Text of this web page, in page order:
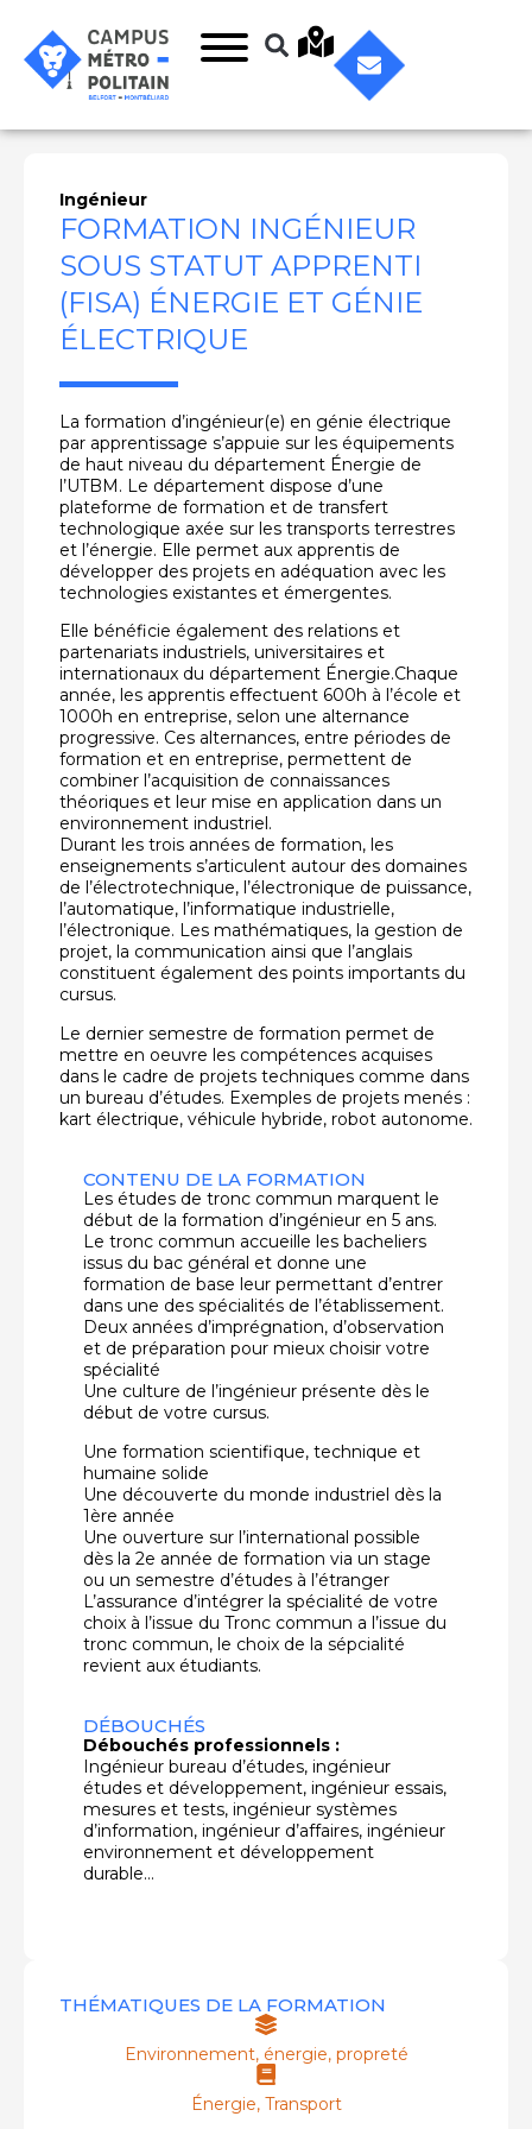
Ingénieur
FORMATION INGÉNIEUR
SOUS STATUT APPRENTI
(FISA) ÉNERGIE ET GÉNIE
ÉLECTRIQUE
La formation d’ingénieur(e) en génie électrique
par apprentissage s’appuie sur les équipements
de haut niveau du département Énergie de
l’UTBM. Le département dispose d’une
plateforme de formation et de transfert
technologique axée sur les transports terrestres
et l’énergie. Elle permet aux apprentis de
développer des projets en adéquation avec les
technologies existantes et émergentes.
Elle bénéficie également des relations et
partenariats industriels, universitaires et
internationaux du département Énergie.Chaque
année, les apprentis effectuent 600h à l’école et
1000h en entreprise, selon une alternance
progressive. Ces alternances, entre périodes de
formation et en entreprise, permettent de
combiner l’acquisition de connaissances
théoriques et leur mise en application dans un
environnement industriel.
Durant les trois années de formation, les
enseignements s’articulent autour des domaines
de l’électrotechnique, l’électronique de puissance,
l’automatique, l’informatique industrielle,
l’électronique. Les mathématiques, la gestion de
projet, la communication ainsi que l’anglais
constituent également des points importants du
cursus.
Le dernier semestre de formation permet de
mettre en oeuvre les compétences acquises
dans le cadre de projets techniques comme dans
un bureau d’études. Exemples de projets menés :
kart électrique, véhicule hybride, robot autonome.
CONTENU DE LA FORMATION
Les études de tronc commun marquent le
début de la formation d’ingénieur en 5 ans.
Le tronc commun accueille les bacheliers
issus du bac général et donne une
formation de base leur permettant d’entrer
dans une des spécialités de l’établissement.
Deux années d’imprégnation, d’observation
et de préparation pour mieux choisir votre
spécialité
Une culture de l’ingénieur présente dès le
début de votre cursus.
Une formation scientifique, technique et
humaine solide
Une découverte du monde industriel dès la
1ère année
Une ouverture sur l’international possible
dès la 2e année de formation via un stage
ou un semestre d’études à l’étranger
L’assurance d’intégrer la spécialité de votre
choix à l’issue du Tronc commun a l’issue du
tronc commun, le choix de la sépcialité
revient aux étudiants.
DÉBOUCHÉS
Débouchés professionnels :
Ingénieur bureau d’études, ingénieur
études et développement, ingénieur essais,
mesures et tests, ingénieur systèmes
d’information, ingénieur d’affaires, ingénieur
environnement et développement
durable…
THÉMATIQUES DE LA FORMATION
Environnement, énergie, propreté
Énergie, Transport